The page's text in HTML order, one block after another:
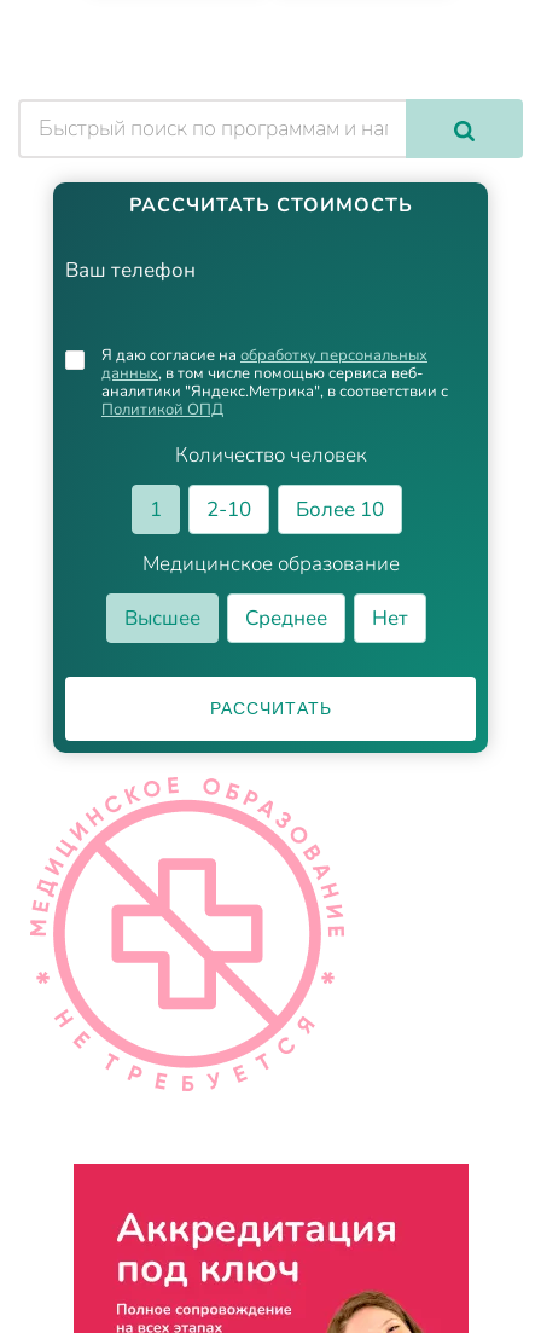
РАССЧИТАТЬ СТОИМОСТЬ
Ваш телефон
Количество человек
1
2-10
Более 10
Медицинское образование
Высшее
Среднее Нет
Я даю согласие на обработку персональных
данных, в том числе помощью сервиса веб-
аналитики "Яндекс.Метрика", в соответствии с
Политикой ОПД
РАССЧИТАТЬ